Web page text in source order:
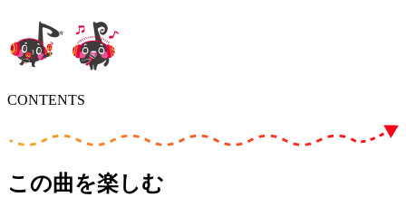
CONTENTS
この曲を楽しむ